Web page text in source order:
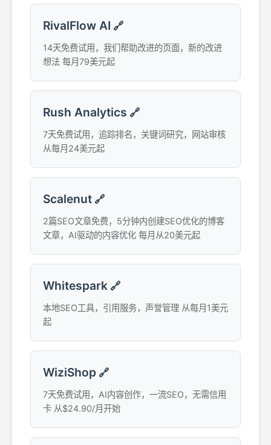
RivalFlow AI 🔗
14天免费试用，我们帮助改进的页面，新的改进
想法 每月79美元起
Rush Analytics 🔗
7天免费试用，追踪排名，关键词研究，网站审核
从每月24美元起
Scalenut 🔗
2篇SEO文章免费，5分钟内创建SEO优化的博客
文章，AI驱动的内容优化 每月从20美元起
Whitespark 🔗
本地SEO工具，引用服务，声誉管理 从每月1美元
起
WiziShop 🔗
7天免费试用，AI内容创作，一流SEO，无需信用
卡 从$24.90/月开始